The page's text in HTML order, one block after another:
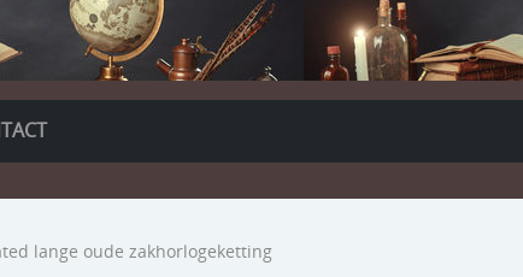
lange oude zakhorlogeketting